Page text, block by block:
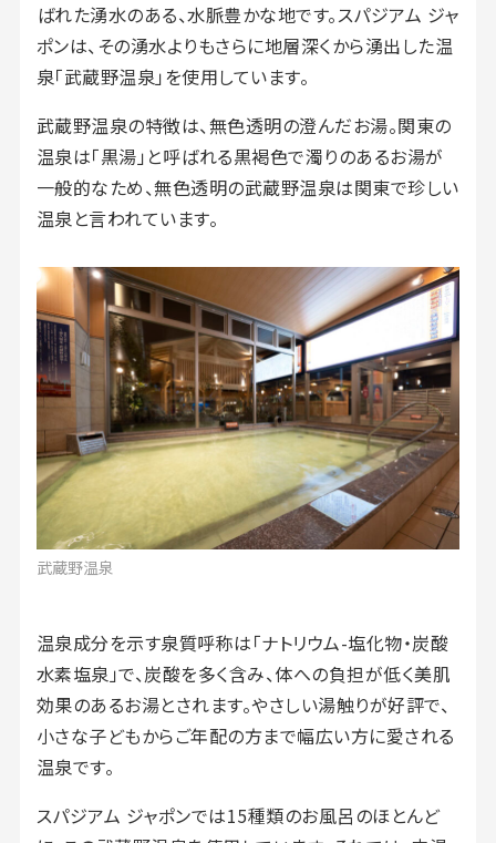
ばれた湧水のある、水脈豊かな地です。スパジアム ジャ
ポンは、その湧水よりもさらに地層深くから湧出した温
泉「武蔵野温泉」を使用しています。
武蔵野温泉の特徴は、無色透明の澄んだお湯。関東の
温泉は「黒湯」と呼ばれる黒褐色で濁りのあるお湯が
一般的なため、無色透明の武蔵野温泉は関東で珍しい
温泉と言われています。
武蔵野温泉
温泉成分を示す泉質呼称は「ナトリウム-塩化物・炭酸
水素塩泉」で、炭酸を多く含み、体への負担が低く美肌
効果のあるお湯とされます。やさしい湯触りが好評で、
小さな子どもからご年配の方まで幅広い方に愛される
温泉です。
スパジアム ジャポンでは15種類のお風呂のほとんど